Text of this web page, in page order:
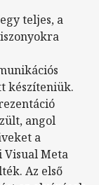
teljes, a
készíteniük.
angol
a
Meta
Az első